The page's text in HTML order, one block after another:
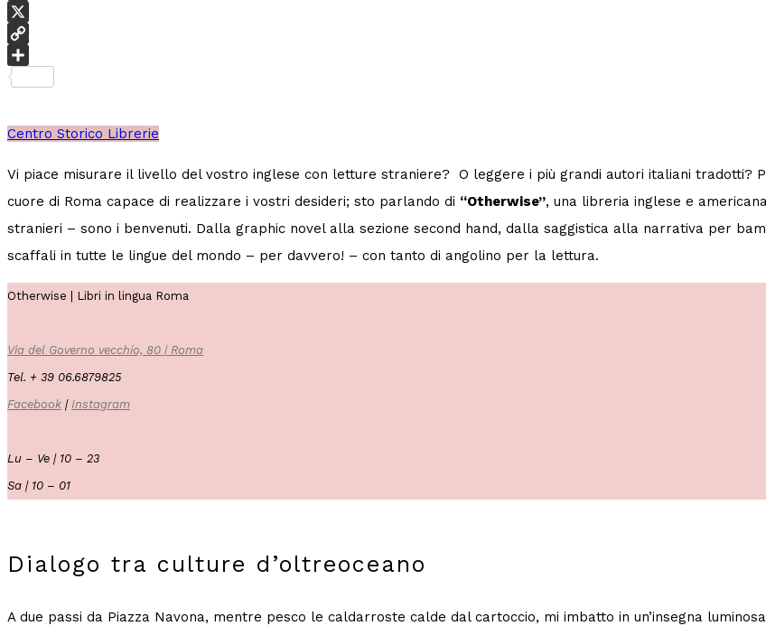
Threads
X
Copy
Link
Centro Storico Librerie
Vi piace misurare il livello del vostro inglese con letture straniere? O leggere i più grandi autori italiani tradotti?
cuore di Roma capace di realizzare i vostri desideri; sto parlando di “Otherwise”, una libreria inglese e
stranieri – sono i benvenuti. Dalla graphic novel alla sezione second hand, dalla saggistica alla narrativa per
scaffali in tutte le lingue del mondo – per davvero! – con tanto di angolino per la lettura.
Otherwise | Libri in lingua Roma
Via del Governo vecchio, 80 | Roma
Tel. + 39 06.6879825
Facebook | Instagram
Lu – Ve | 10 – 23
Sa | 10 – 01
Dialogo tra culture d’oltreoceano
A due passi da Piazza Navona, mentre pesco le caldarroste calde dal cartoccio, mi imbatto in un’insegna